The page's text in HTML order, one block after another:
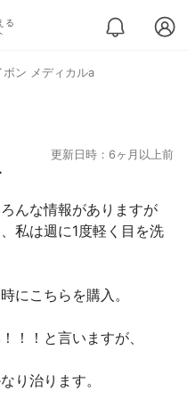
る
ボン メディカルa
更新日時：6ヶ月以上前
んな情報がありますが
私は週に1度軽く目を洗
にこちらを購入。
！！と言いますが、
り治ります。